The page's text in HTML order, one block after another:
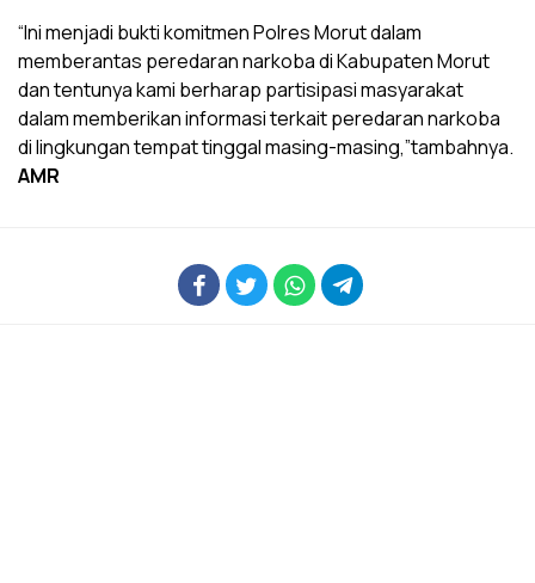
“Ini menjadi bukti komitmen Polres Morut dalam
memberantas peredaran narkoba di Kabupaten Morut
dan tentunya kami berharap partisipasi masyarakat
dalam memberikan informasi terkait peredaran narkoba
di lingkungan tempat tinggal masing-masing,”tambahnya.
AMR